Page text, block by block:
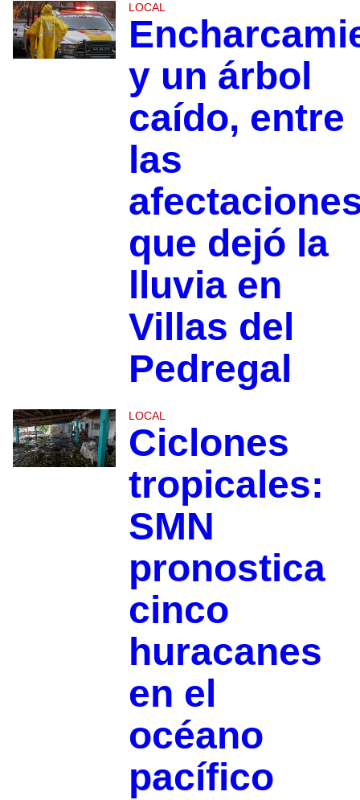
LOCAL
y un árbol
caído, entre
las
que dejó la
lluvia en
Villas del
Pedregal
LOCAL
Ciclones
tropicales:
SMN
pronostica
cinco
huracanes
en el
océano
pacífico